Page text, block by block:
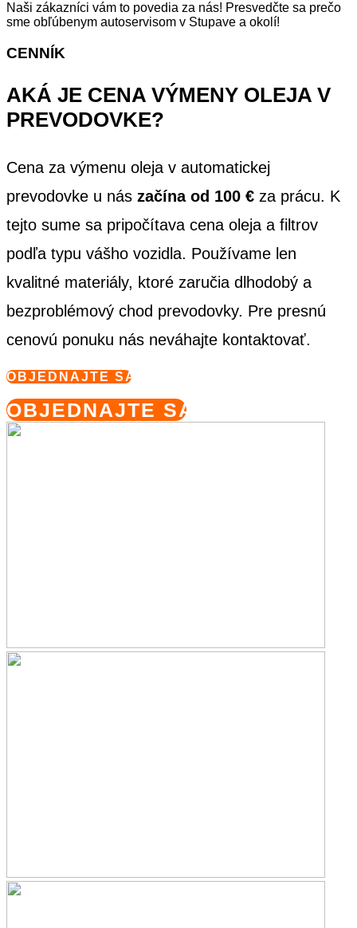
Naši zákazníci vám to povedia za nás! Presvedčte sa prečo
sme obľúbenym autoservisom v Stupave a okolí!
CENNÍK
AKÁ JE CENA VÝMENY OLEJA V
PREVODOVKE?
Cena za výmenu oleja v automatickej
prevodovke u nás začína od 100 € za prácu. K
tejto sume sa pripočítava cena oleja a filtrov
podľa typu vášho vozidla. Používame len
kvalitné materiály, ktoré zaručia dlhodobý a
bezproblémový chod prevodovky. Pre presnú
cenovú ponuku nás neváhajte kontaktovať.
OBJEDNAJTE SA
OBJEDNAJTE SA